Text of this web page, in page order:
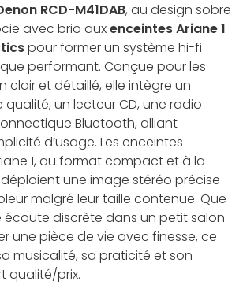
RCD-M41DAB, au design sobre
avec brio auxenceintes Ariane 1
pour former un système hi-fi
performant. Conçue pour les
clair et détaillé, elle intègre un
un lecteur CD, une radio
Bluetooth, alliant
d’usage. Les enceintes
1, au format compact et à la
une image stéréo précise
malgré leur taille contenue. Que
écoute discrète dans un petit salon
une pièce de vie avec finesse, ce
musicalité, sa praticité et son
qualité/prix.